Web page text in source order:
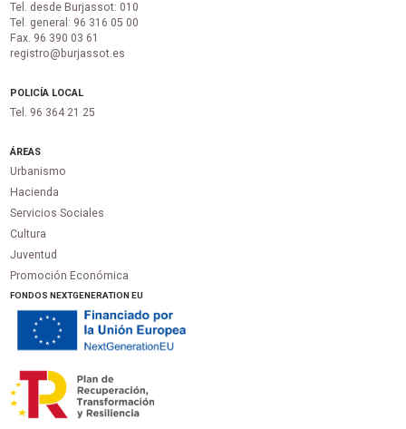
Tel. desde Burjassot: 010
Tel. general: 96 316 05 00
Fax. 96 390 03 61
registro@burjassot.es
POLICÍA LOCAL
Tel. 96 364 21 25
ÁREAS
Urbanismo
Hacienda
Servicios Sociales
Cultura
Juventud
Promoción Económica
FONDOS NEXTGENERATION EU